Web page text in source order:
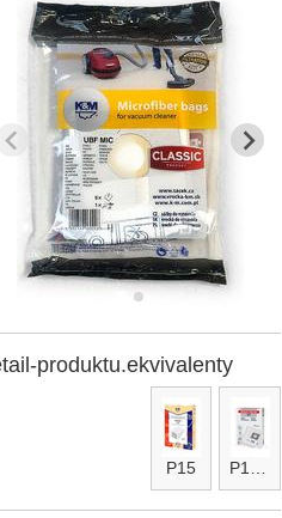
produktu.ekvivalenty
P15